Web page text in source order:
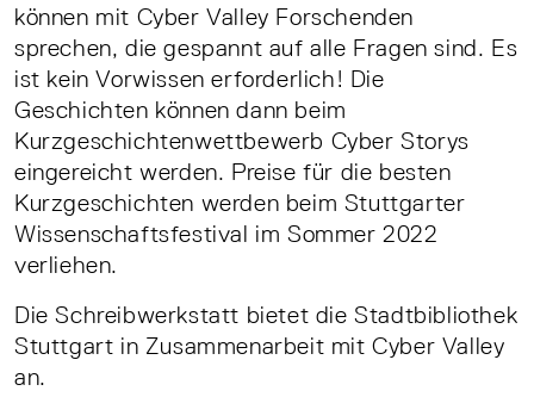
können mit Cyber Valley Forschenden
sprechen, die gespannt auf alle Fragen sind. Es
ist kein Vorwissen erforderlich! Die
Geschichten können dann beim
Kurzgeschichtenwettbewerb Cyber Storys
eingereicht werden. Preise für die besten
Kurzgeschichten werden beim Stuttgarter
Wissenschaftsfestival im Sommer 2022
verliehen.
Die Schreibwerkstatt bietet die Stadtbibliothek
Stuttgart in Zusammenarbeit mit Cyber Valley
an.